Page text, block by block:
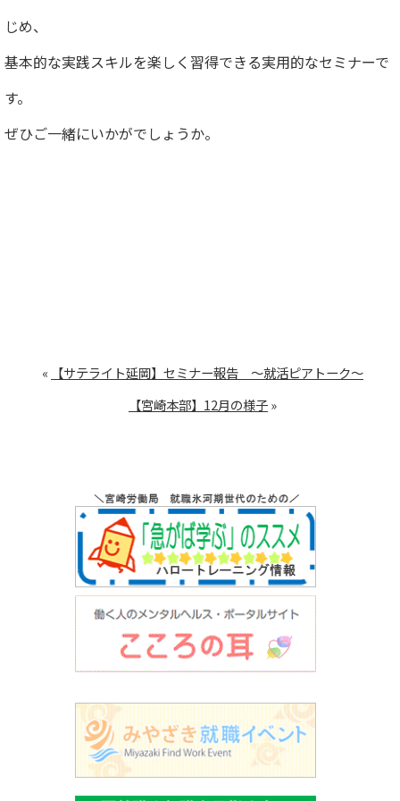
じめ、
基本的な実践スキルを楽しく習得できる実用的なセミナーで
す。
ぜひご一緒にいかがでしょうか。
«
【サテライト延岡】セミナー報告 ～就活ピアトーク～
【宮崎本部】12月の様子»